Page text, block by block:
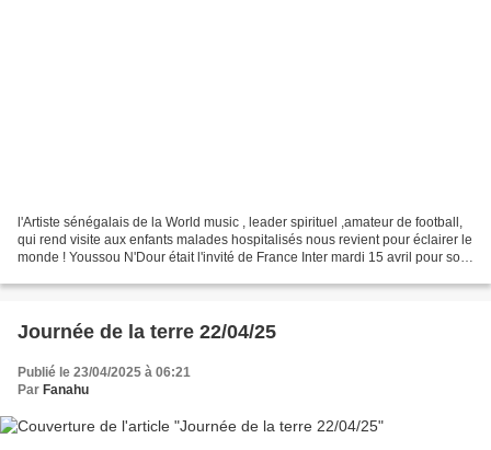
l'Artiste sénégalais de la World music , leader spirituel ,amateur de football,
qui rend visite aux enfants malades hospitalisés nous revient pour éclairer le
monde ! Youssou N'Dour était l'invité de France Inter mardi 15 avril pour son
Journée de la terre 22/04/25
Publié le 23/04/2025 à 06:21
Par Fanahu